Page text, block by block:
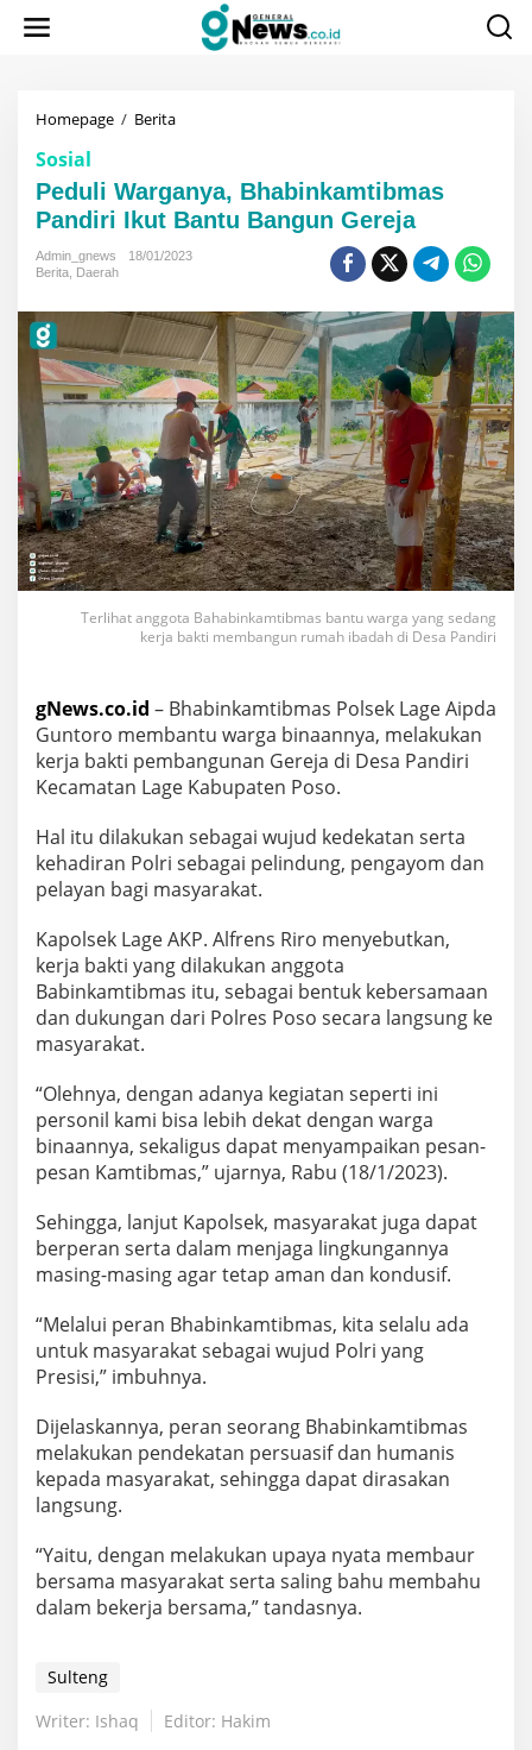
Homepage / BeritaPeduli
Pandiri
Ikut
Bantu
Bangun
Gereja
Sosial
Peduli Warganya, Bhabinkamtibmas
Pandiri Ikut Bantu Bangun Gereja
Admin_gnews
18/01/2023
Berita Daerah
Terlihat anggota Bahabinkamtibmas bantu warga yang sedang
kerja bakti membangun rumah ibadah di Desa Pandiri
gNews.co.id – Bhabinkamtibmas Polsek Lage Aipda
Guntoro membantu warga binaannya, melakukan
kerja bakti pembangunan Gereja di Desa Pandiri
Kecamatan Lage Kabupaten Poso.
Hal itu dilakukan sebagai wujud kedekatan serta
kehadiran Polri sebagai pelindung, pengayom dan
pelayan bagi masyarakat.
Kapolsek Lage AKP. Alfrens Riro menyebutkan,
kerja bakti yang dilakukan anggota
Babinkamtibmas itu, sebagai bentuk kebersamaan
dan dukungan dari Polres Poso secara langsung ke
masyarakat.
“Olehnya, dengan adanya kegiatan seperti ini
personil kami bisa lebih dekat dengan warga
binaannya, sekaligus dapat menyampaikan pesan-
pesan Kamtibmas,” ujarnya, Rabu (18/1/2023).
Sehingga, lanjut Kapolsek, masyarakat juga dapat
berperan serta dalam menjaga lingkungannya
masing-masing agar tetap aman dan kondusif.
“Melalui peran Bhabinkamtibmas, kita selalu ada
untuk masyarakat sebagai wujud Polri yang
Presisi,” imbuhnya.
Dijelaskannya, peran seorang Bhabinkamtibmas
melakukan pendekatan persuasif dan humanis
kepada masyarakat, sehingga dapat dirasakan
langsung.
“Yaitu, dengan melakukan upaya nyata membaur
bersama masyarakat serta saling bahu membahu
dalam bekerja bersama,” tandasnya.
Sulteng
Writer: Ishaq
Editor: Hakim